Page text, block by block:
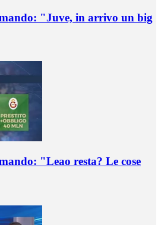
"Juve, in arrivo un big
"Leao resta? Le cose